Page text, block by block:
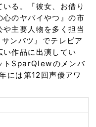
る。『彼女、お借り
心のヤバイやつ』の市
主要人物を多く担当
ンバツ』でテレビア
作品に出演してい
トSparQlewのメンバ
には第12回声優アワ